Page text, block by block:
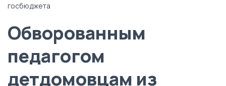
госбюджета
Обворованным
педагогом
детдомовцам из